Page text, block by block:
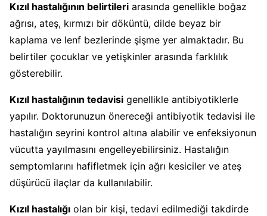
Kızıl hastalığının belirtileri arasında genellikle boğaz
ağrısı, ateş, kırmızı bir döküntü, dilde beyaz bir
kaplama ve lenf bezlerinde şişme yer almaktadır. Bu
belirtiler çocuklar ve yetişkinler arasında farklılık
gösterebilir.
Kızıl hastalığının tedavisi genellikle antibiyotiklerle
yapılır. Doktorunuzun önereceği antibiyotik tedavisi ile
hastalığın seyrini kontrol altına alabilir ve enfeksiyonun
vücutta yayılmasını engelleyebilirsiniz. Hastalığın
semptomlarını hafifletmek için ağrı kesiciler ve ateş
düşürücü ilaçlar da kullanılabilir.
Kızıl hastalığı olan bir kişi, tedavi edilmediği takdirde